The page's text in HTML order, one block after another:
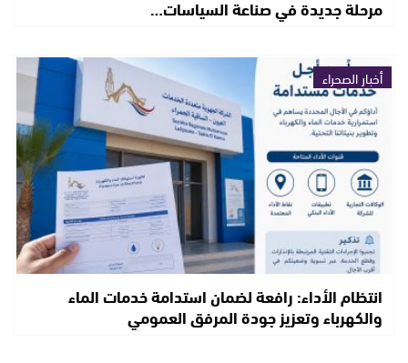
مرحلة جديدة في صناعة السياسات…
أخبار الصحراء
انتظام الأداء: رافعة لضمان استدامة خدمات الماء
والكهرباء وتعزيز جودة المرفق العمومي